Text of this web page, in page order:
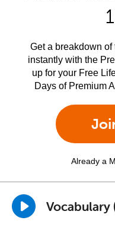
Get a breakdown
instantly with the
up for your Free
Days of Premium
Already a
Vocabulary